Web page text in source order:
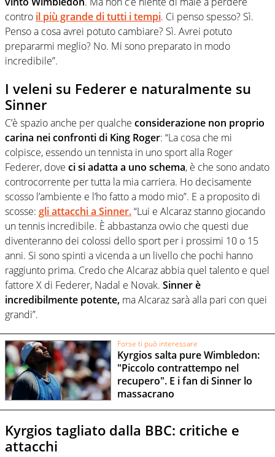
contro il più grande di tutti i tempi. Ci penso spesso? Sì.
Penso a cosa avrei potuto cambiare? Sì. Avrei potuto
prepararmi meglio? No. Mi sono preparato in modo
incredibile”.
I veleni su Federer e naturalmente su
Sinner
C’è spazio anche per qualche considerazione non proprio
carina nei confronti di King Roger: “La cosa che mi
colpisce, essendo un tennista in uno sport alla Roger
Federer, dove ci si adatta a uno schema, è che sono andato
controcorrente per tutta la mia carriera. Ho decisamente
scosso l’ambiente e l’ho fatto a modo mio”. E a proposito di
scosse: gli attacchi a Sinner.“Lui e Alcaraz stanno giocando
un tennis incredibile. È abbastanza ovvio che questi due
diventeranno dei colossi dello sport per i prossimi 10 o 15
anni. Si sono spinti a vicenda a un livello che pochi hanno
raggiunto prima. Credo che Alcaraz abbia quel talento e quel
fattore X di Federer, Nadal e Novak. Sinner è
incredibilmente potente, ma Alcaraz sarà alla pari con quei
grandi”.
Forse ti può interessare
Kyrgios salta pure Wimbledon:
"Piccolo contrattempo nel
recupero". E i fan di Sinner lo
massacrano
Kyrgios tagliato dalla BBC: critiche e
attacchi